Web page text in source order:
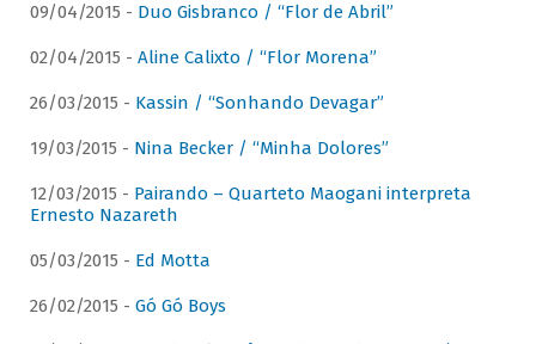
09/04/2015 - Duo Gisbranco / “Flor de Abril”
02/04/2015 - Aline Calixto / “Flor Morena”
26/03/2015 - Kassin / “Sonhando Devagar”
19/03/2015 - Nina Becker / “Minha Dolores”
12/03/2015 - Pairando – Quarteto Maogani interpreta
Ernesto Nazareth
05/03/2015 - Ed Motta
26/02/2015 - Gó Gó Boys